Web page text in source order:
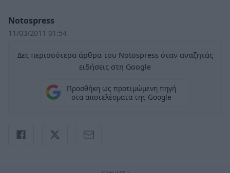
Notospress
11/03/2011 01:54
Δες περισσότερα άρθρα του Notospress όταν αναζητάς
ειδήσεις στη Google
Προσθήκη ως προτιμώμενη πηγή
στα αποτελέσματα της Google